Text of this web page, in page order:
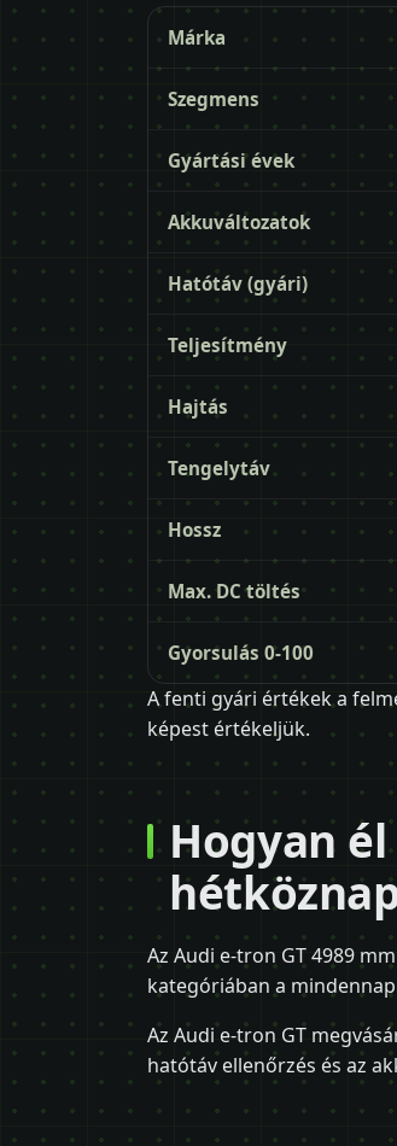
Márka
Szegmens
Gyártási évek
Akkuváltozatok
Hatótáv (gyári)
Teljesítmény
Hajtás
Tengelytáv
Hossz
Max. DC töltés
Gyorsulás 0-100
A fenti gyári értékek a
képest értékeljük.
Hogyan
Az Audi e-tron GT 4989
kategóriában a
Az Audi e-tron GT
hatótáv ellenőrzés és az